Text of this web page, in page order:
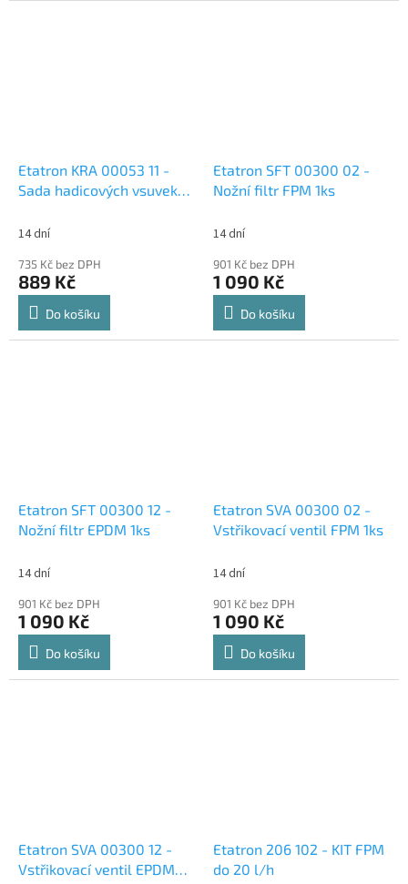
Etatron KRA 00053 11 -
Sada hadicových vsuvek
14 dní
735 Kč bez DPH
889 Kč
Do košíku
Etatron SFT 00300 02 -
Nožní filtr FPM 1ks
14 dní
901 Kč bez DPH
1 090 Kč
Do košíku
Etatron SFT 00300 12 -
Nožní filtr EPDM 1ks
14 dní
901 Kč bez DPH
1 090 Kč
Do košíku
Etatron SVA 00300 02 -
Vstřikovací ventil FPM 1ks
14 dní
901 Kč bez DPH
1 090 Kč
Do košíku
Etatron SVA 00300 12 -
Vstřikovací ventil EPDM
Etatron 206 102 - KIT FPM
do 20 l/h